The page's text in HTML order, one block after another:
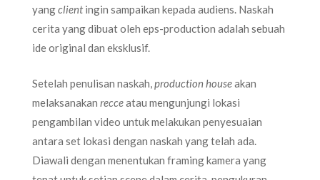
yangclient ingin sampaikan kepada audiens. Naskah
cerita yang dibuat oleh eps-production adalah sebuah
ide original dan eksklusif.
Setelah penulisan naskah, production houseakan
melaksanakan recceatau mengunjungi lokasi
pengambilan video untuk melakukan penyesuaian
antara set lokasi dengan naskah yang telah ada.
Diawali dengan menentukan framing kamera yang